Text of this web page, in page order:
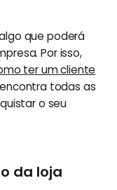
que poderá
Por isso,
ter um cliente
todas as
o seu
da loja